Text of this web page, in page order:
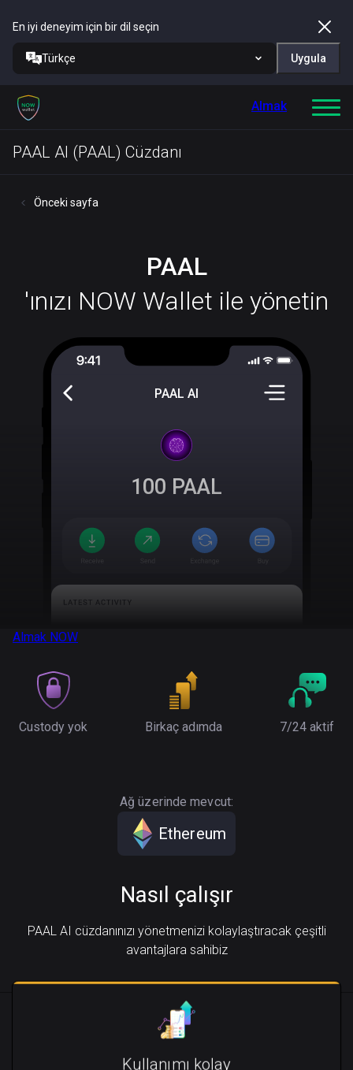
En iyi deneyim için bir dil seçin
Türkçe Uygula
Almak
PAAL AI (PAAL) Cüzdanı
Önceki sayfa
PAAL
'ınızı NOW Wallet ile yönetin
PAAL AI
100 PAAL
Almak NOW
Custody yok Birkaç adımda 7/24 aktif
Ağ üzerinde mevcut:
Ethereum
Nasıl çalışır
PAAL AI cüzdanınızı yönetmenizi kolaylaştıracak çeşitli
avantajlara sahibiz
Kullanımı kolay